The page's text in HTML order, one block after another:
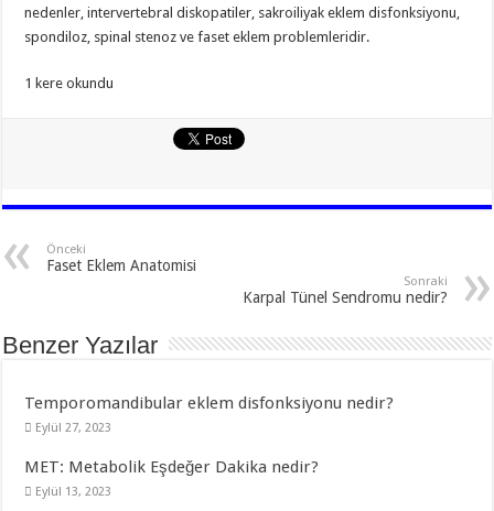
nedenler, intervertebral diskopatiler, sakroiliyak eklem disfonksiyonu,
spondiloz, spinal stenoz ve faset eklem problemleridir.
1 kere okundu
Önceki
Faset Eklem Anatomisi
Sonraki
Karpal Tünel Sendromu nedir?
Benzer Yazılar
Temporomandibular eklem disfonksiyonu nedir?
Eylül 27, 2023
MET: Metabolik Eşdeğer Dakika nedir?
Eylül 13, 2023